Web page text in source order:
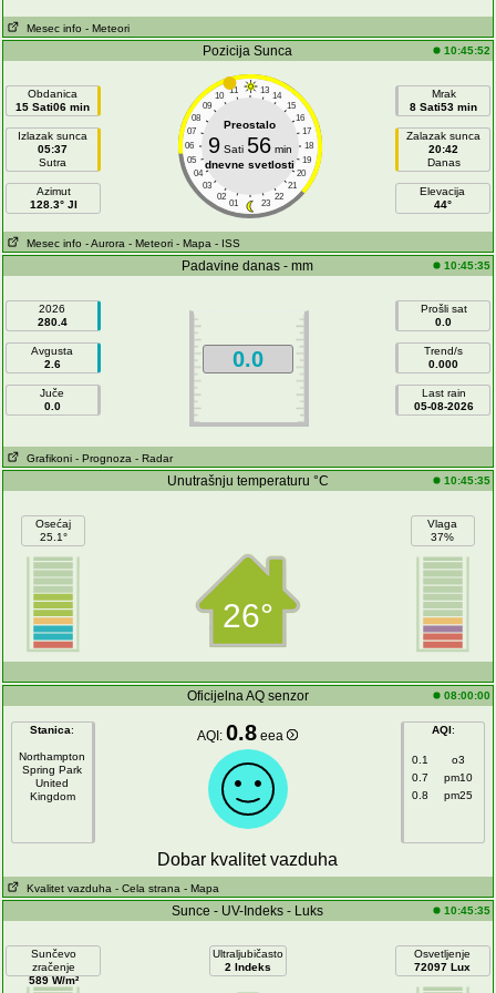
Mesec info - Meteori
Pozicija Sunca 10:45:52
Obdanica
15 Sati06 min
Izlazak sunca
05:37
Sutra
Azimut
128.3° JI
11 13
10
14
09
15
08
16
07
17
06
18
05
19
04
20
03
21
02
22
01 23
Preostalo
9Sati 56min
dnevne svetlosti
Mrak
8 Sati53 min
Zalazak sunca
20:42
Danas
Elevacija
44°
Mesec info - Aurora - Meteori - Mapa - ISS
Padavine danas - mm 10:45:35
2026
280.4
Avgusta
2.6
Juče
0.0
0.0
Prošli sat
0.0
Trend/s
0.000
Last rain
05-08-2026
Grafikoni - Prognoza - Radar
Unutrašnju temperaturu °C 10:45:35
Osećaj
25.1°
26°
Vlaga
37%
Oficijelna AQ senzor 08:00:00
Stanica:
Northampton
Spring Park
United
Kingdom
AQI:0.8 eea AQI:
0.1
o3
0.7
pm10
0.8
pm25
Dobar kvalitet vazduha
Kvalitet vazduha - Cela strana - Mapa
Sunce - UV-Indeks - Luks 10:45:35
Sunčevo
zračenje
589 W/m²
Ultraljubičasto
2 Indeks
Osvetljenje
72097 Lux